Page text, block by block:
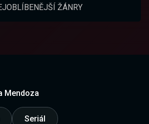
ŽÁNRY
Mendoza
Seriál